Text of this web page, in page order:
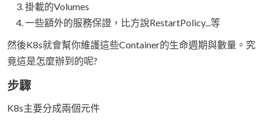
掛載的Volumes
一些額外的服務保證，比方說RestartPolicy...等
然後K8s就會幫你維護這些Container的生命週期與數量。究
竟這是怎麼辦到的呢?
步驟
K8s主要分成兩個元件